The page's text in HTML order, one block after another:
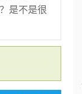
是不是很